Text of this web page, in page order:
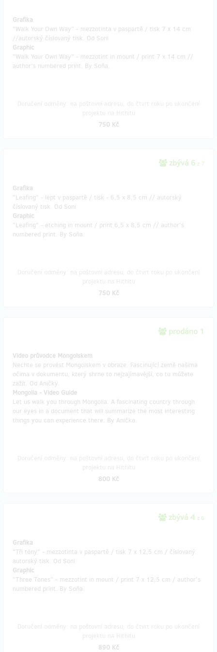
Grafika
"Walk Your Own Way" - mezzotinta v paspartě / tisk 7 x 14 cm
//autorský číslovaný tisk. Od Soni
Graphic
"Walk Your Own Way" - mezzotint in mount / print 7 x 14 cm //
author's numbered print. By Soňa.
750 Kč
zbývá 6 z 7
Grafika
"Leafing" - lept v paspartě / tisk - 6,5 x 8,5 cm // autorský
číslovaný tisk. Od Soni
Graphic
"Leafing" - etching in mount / print 6,5 x 8,5 cm // author's
numbered print. By Soňa.
750 Kč
prodáno 1
Video průvodce Mongolskem
Nechte se provést Mongolskem v obraze. Fascinující země našima
očima v dokumentu, který shrne to nejzajímavější, co tu můžete
zažít. Od Aničky.
Mongolia - Video Guide
Let us walk you through Mongolia. A fascinating country through
our eyes in a document that will summarize the most interesting
things you can experience there. By Anička.
800 Kč
zbývá 4 z 6
Grafika
"Tři tóny" - mezzotinta v paspartě / tisk 7 x 12,5 cm / číslovaný
autorský tisk. Od Soni
Graphic
"Three Tones" - mezzotint in mount / print 7 x 12,5 cm / author's
numbered print. By Soňa.
890 Kč